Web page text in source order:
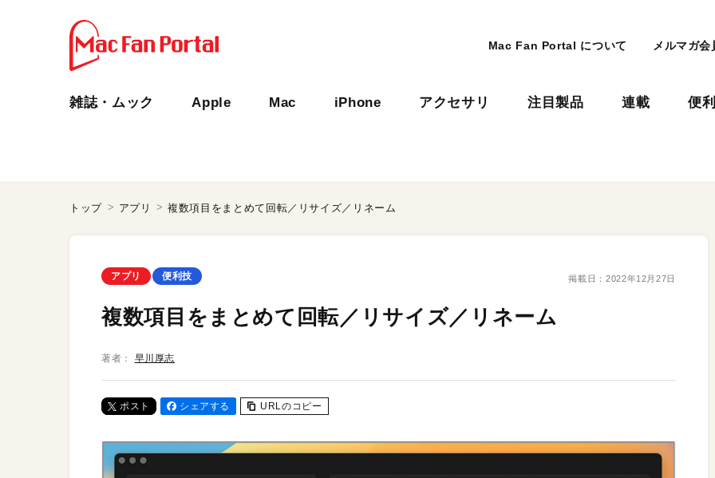
Mac Fan Portal について メルマガ会
雑誌・ムック Apple Mac iPhone アクセサリ 注目製品 連載 便
トップ アプリ 複数項目をまとめて回転／リサイズ／リネーム
アプリ 便利技 掲載日： 2022年12月27日
複数項目をまとめて回転／リサイズ／リネーム
著者： 早川厚志
ポスト シェアする URLのコピー